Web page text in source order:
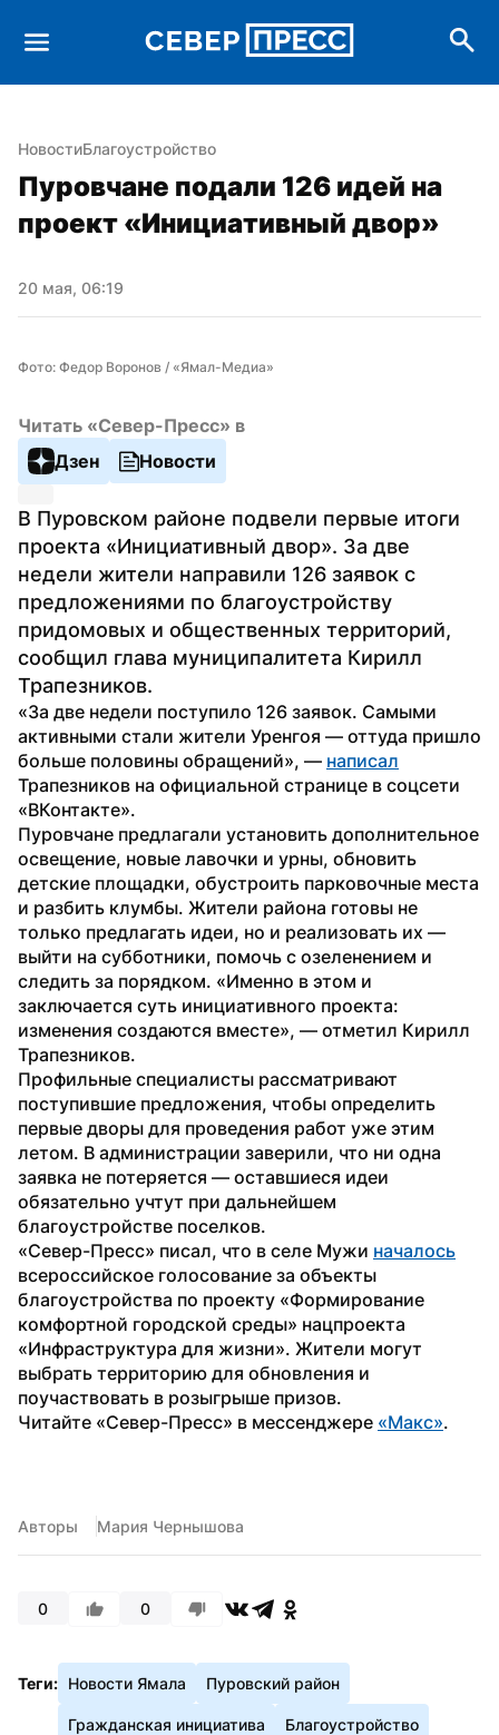
НовостиБлагоустройство
Пуровчане подали 126 идей на
проект «Инициативный двор»
20 мая, 06:19
Фото: Федор Воронов / «Ямал-Медиа»
Читать «Север-Пресс» в
Дзен
Новости
В Пуровском районе подвели первые итоги
проекта «Инициативный двор». За две
недели жители направили 126 заявок с
предложениями по благоустройству
придомовых и общественных территорий,
сообщил глава муниципалитета Кирилл
Трапезников.
«За две недели поступило 126 заявок. Самыми
активными стали жители Уренгоя — оттуда пришло
больше половины обращений», — написал
Трапезников на официальной странице в соцсети
«ВКонтакте».
Пуровчане предлагали установить дополнительное
освещение, новые лавочки и урны, обновить
детские площадки, обустроить парковочные места
и разбить клумбы. Жители района готовы не
только предлагать идеи, но и реализовать их —
выйти на субботники, помочь с озеленением и
следить за порядком. «Именно в этом и
заключается суть инициативного проекта:
изменения создаются вместе», — отметил Кирилл
Трапезников.
Профильные специалисты рассматривают
поступившие предложения, чтобы определить
первые дворы для проведения работ уже этим
летом. В администрации заверили, что ни одна
заявка не потеряется — оставшиеся идеи
обязательно учтут при дальнейшем
благоустройстве поселков.
«Север-Пресс» писал, что в селе Мужи началось
всероссийское голосование за объекты
благоустройства по проекту «Формирование
комфортной городской среды» нацпроекта
«Инфраструктура для жизни». Жители могут
выбрать территорию для обновления и
поучаствовать в розыгрыше призов.
Читайте «Север-Пресс» в мессенджере «Макс».
Авторы Мария Чернышова
0 0
Теги: Новости Ямала Пуровский район
Гражданская инициатива Благоустройство